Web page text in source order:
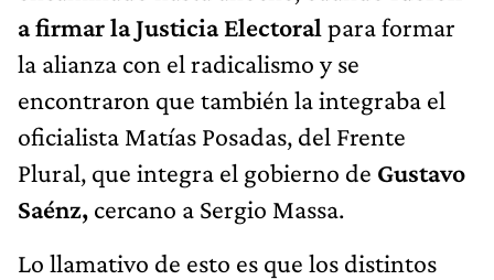
a firmar la Justicia Electoral para formar
la alianza con el radicalismo y se
encontraron que también la integraba el
oficialista Matías Posadas, del Frente
Plural, que integra el gobierno de Gustavo
Saénz, cercano a Sergio Massa.
Lo llamativo de esto es que los distintos